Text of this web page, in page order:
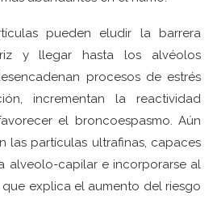
pueden eludir la barrera
y llegar hasta los alvéolos
procesos de estrés
incrementan la reactividad
el broncoespasmo. Aún
las partículas ultrafinas, capaces
alveolo-capilar e incorporarse al
explica el aumento del riesgo